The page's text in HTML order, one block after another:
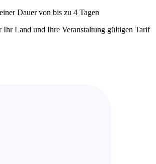
Dauer von bis zu 4 Tagen
Ihr Land und Ihre Veranstaltung gültigen Tarif